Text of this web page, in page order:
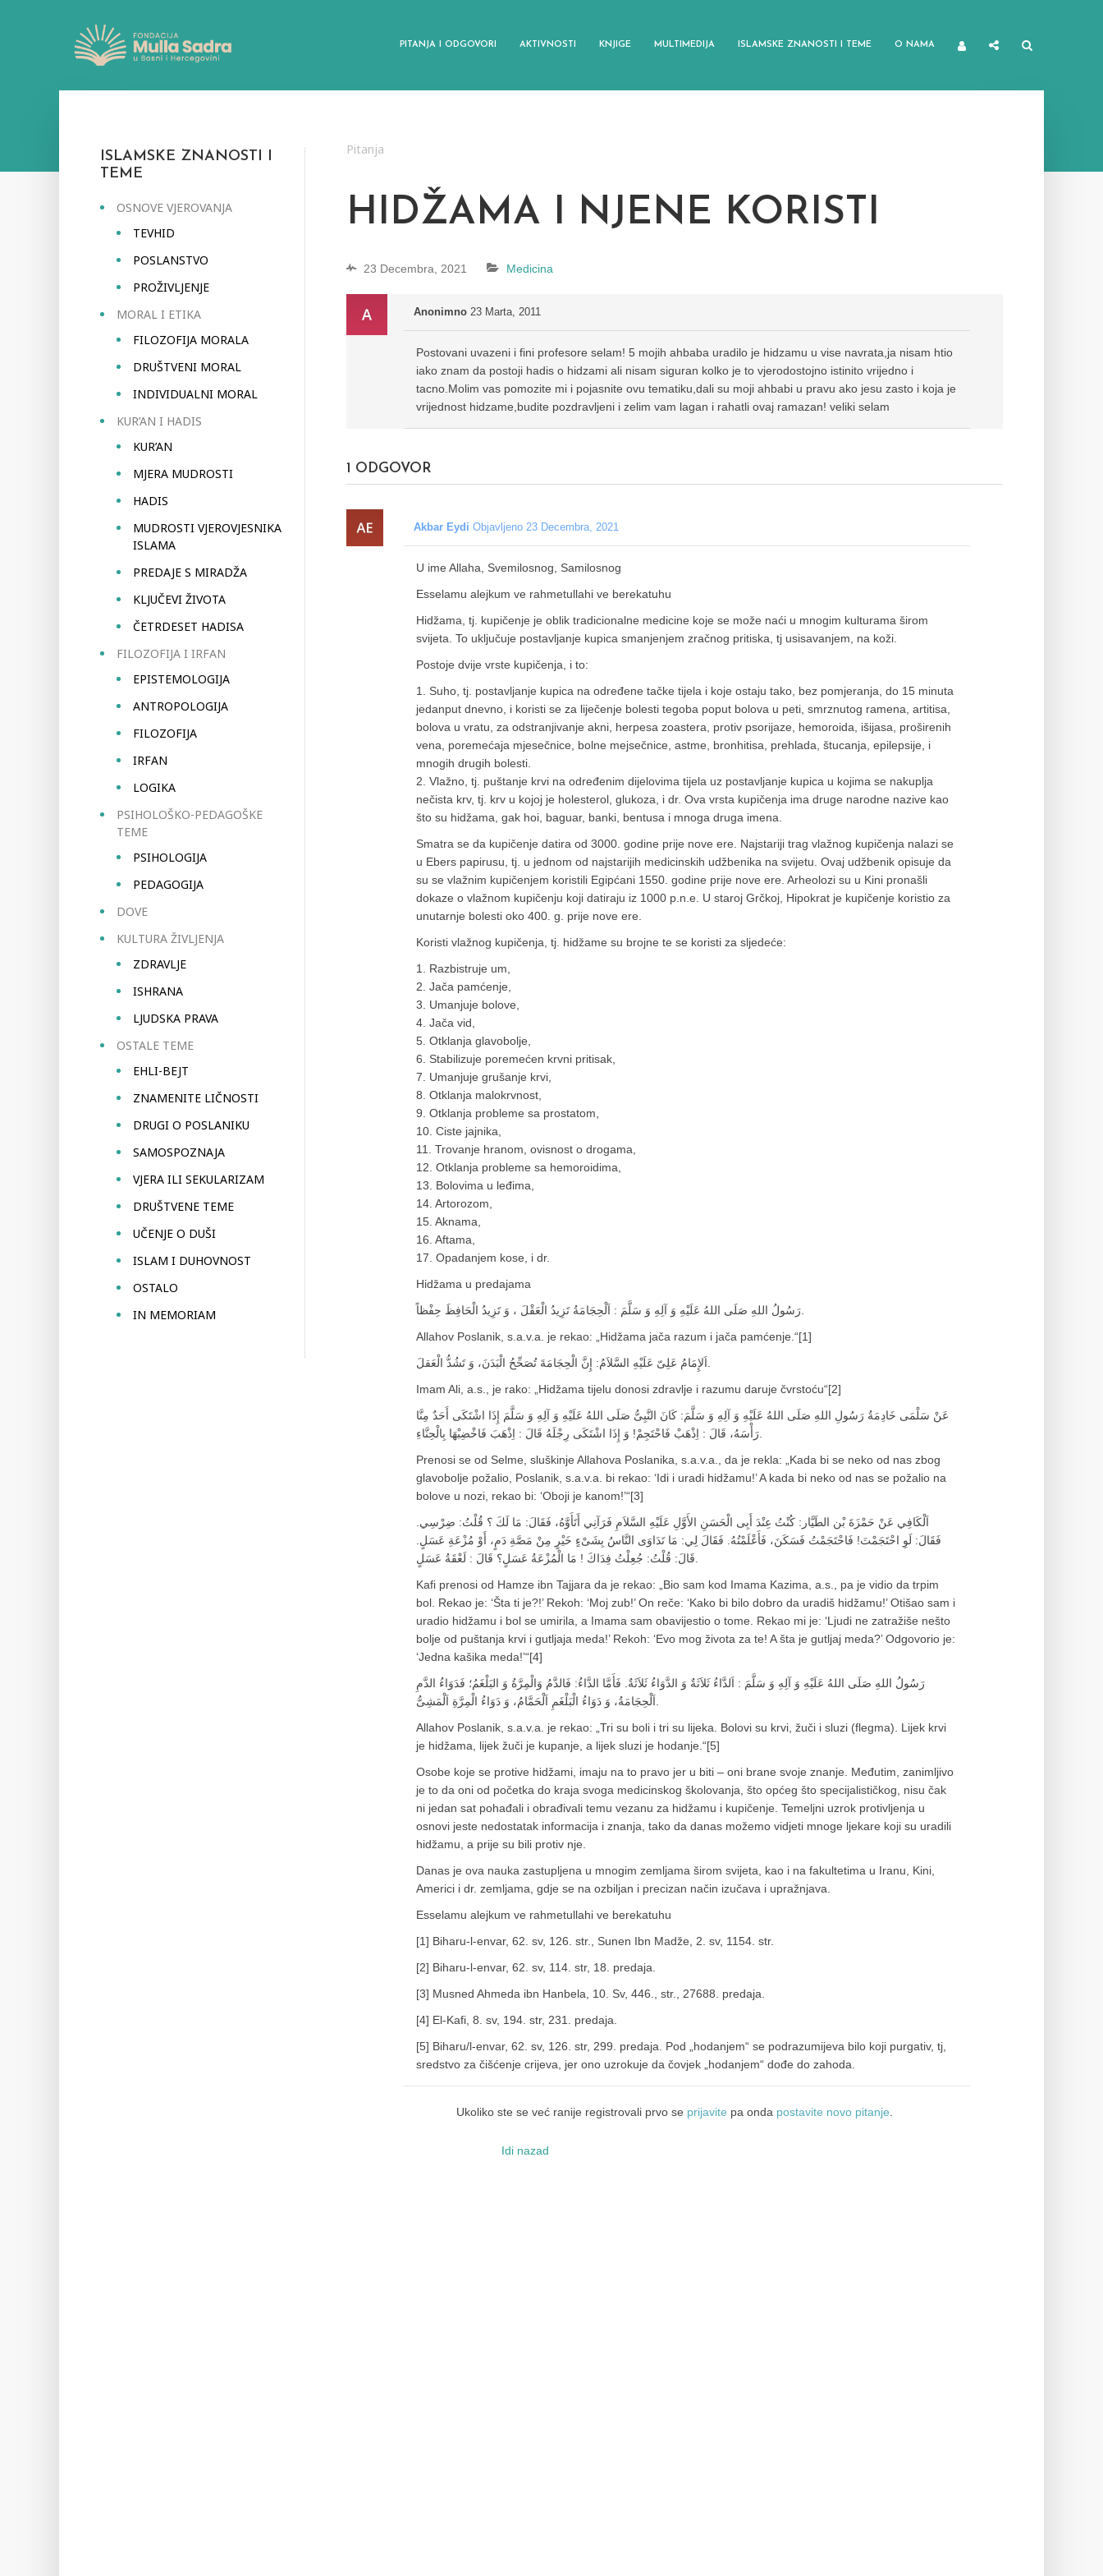
PITANJA I ODGOVORI AKTIVNOSTI KNJIGE MULTIMEDIJA ISLAMSKE ZNANOSTI I TEME O NAMA
ISLAMSKE ZNANOSTI I
TEME
OSNOVE VJEROVANJA
TEVHID
POSLANSTVO
PROŽIVLJENJE
MORAL I ETIKA
FILOZOFIJA MORALA
DRUŠTVENI MORAL
INDIVIDUALNI MORAL
KUR’AN I HADIS
KUR’AN
MJERA MUDROSTI
HADIS
MUDROSTI VJEROVJESNIKA
ISLAMA
PREDAJE S MIRADŽA
KLJUČEVI ŽIVOTA
ČETRDESET HADISA
FILOZOFIJA I IRFAN
EPISTEMOLOGIJA
ANTROPOLOGIJA
FILOZOFIJA
IRFAN
LOGIKA
PSIHOLOŠKO-PEDAGOŠKE
TEME
PSIHOLOGIJA
PEDAGOGIJA
DOVE
KULTURA ŽIVLJENJA
ZDRAVLJE
ISHRANA
LJUDSKA PRAVA
OSTALE TEME
EHLI-BEJT
ZNAMENITE LIČNOSTI
DRUGI O POSLANIKU
SAMOSPOZNAJA
VJERA ILI SEKULARIZAM
DRUŠTVENE TEME
UČENJE O DUŠI
ISLAM I DUHOVNOST
OSTALO
IN MEMORIAM
Pitanja
HIDŽAMA I NJENE KORISTI
23 Decembra, 2021 Medicina
Anonimno 23 Marta, 2011
Postovani uvazeni i fini profesore selam! 5 mojih ahbaba uradilo je hidzamu u vise navrata,ja nisam htio
iako znam da postoji hadis o hidzami ali nisam siguran kolko je to vjerodostojno istinito vrijedno i
tacno.Molim vas pomozite mi i pojasnite ovu tematiku,dali su moji ahbabi u pravu ako jesu zasto i koja je
vrijednost hidzame,budite pozdravljeni i zelim vam lagan i rahatli ovaj ramazan! veliki selam
1 ODGOVOR
Akbar Eydi Objavljeno 23 Decembra, 2021
U ime Allaha, Svemilosnog, Samilosnog
Esselamu alejkum ve rahmetullahi ve berekatuhu
Hidžama, tj. kupičenje je oblik tradicionalne medicine koje se može naći u mnogim kulturama širom
svijeta. To uključuje postavljanje kupica smanjenjem zračnog pritiska, tj usisavanjem, na koži.
Postoje dvije vrste kupičenja, i to:
1. Suho, tj. postavljanje kupica na određene tačke tijela i koje ostaju tako, bez pomjeranja, do 15 minuta
jedanput dnevno, i koristi se za liječenje bolesti tegoba poput bolova u peti, smrznutog ramena, artitisa,
bolova u vratu, za odstranjivanje akni, herpesa zoastera, protiv psorijaze, hemoroida, išijasa, proširenih
vena, poremećaja mjesečnice, bolne mejsečnice, astme, bronhitisa, prehlada, štucanja, epilepsije, i
mnogih drugih bolesti.
2. Vlažno, tj. puštanje krvi na određenim dijelovima tijela uz postavljanje kupica u kojima se nakuplja
nečista krv, tj. krv u kojoj je holesterol, glukoza, i dr. Ova vrsta kupičenja ima druge narodne nazive kao
što su hidžama, gak hoi, baguar, banki, bentusa i mnoga druga imena.
Smatra se da kupičenje datira od 3000. godine prije nove ere. Najstariji trag vlažnog kupičenja nalazi se
u Ebers papirusu, tj. u jednom od najstarijih medicinskih udžbenika na svijetu. Ovaj udžbenik opisuje da
su se vlažnim kupičenjem koristili Egipćani 1550. godine prije nove ere. Arheolozi su u Kini pronašli
dokaze o vlažnom kupičenju koji datiraju iz 1000 p.n.e. U staroj Grčkoj, Hipokrat je kupičenje koristio za
unutarnje bolesti oko 400. g. prije nove ere.
Koristi vlažnog kupičenja, tj. hidžame su brojne te se koristi za sljedeće:
1. Razbistruje um,
2. Jača pamćenje,
3. Umanjuje bolove,
4. Jača vid,
5. Otklanja glavobolje,
6. Stabilizuje poremećen krvni pritisak,
7. Umanjuje grušanje krvi,
8. Otklanja malokrvnost,
9. Otklanja probleme sa prostatom,
10. Ciste jajnika,
11. Trovanje hranom, ovisnost o drogama,
12. Otklanja probleme sa hemoroidima,
13. Bolovima u leđima,
14. Artorozom,
15. Aknama,
16. Aftama,
17. Opadanjem kose, i dr.
Hidžama u predajama
رَسُولُ اللهِ‏ صَلَى‏ اللهُ ‏عَلَيْهِ وَ ‏آلِهِ وَ سَلَّمَ : اَلْحِجَامَةُ تَزِيدُ الْعَقْلَ ، وَ تَزِيدُ الْحَافِظَ حِفْظاً.
Allahov Poslanik, s.a.v.a. je rekao: „Hidžama jača razum i jača pamćenje.“[1]
اَلإِمَامُ عَلِیّ عَلَيْهِ‏ السَّلاَمُ: إِنَّ الْحِجَامَةَ تُصَحِّحُ الْبَدَنَ، وَ تَشُدُّ الْعَقلَ.
Imam Ali, a.s., je rako: „Hidžama tijelu donosi zdravlje i razumu daruje čvrstoću“[2]
عَنْ سَلْمَى خَادِمَةُ رَسُولِ اللهِ‏ صَلَى‏ اللهُ ‏عَلَيْهِ وَ ‏آلِهِ وَ سَلَّمَ: كَانَ النَّبِیُّ صَلَى‏ اللهُ ‏عَلَيْهِ وَ ‏آلِهِ وَ سَلَّمَ إِذَا اشْتَكَى أَحَدٌ مِنَّا
رَأْسَهُ، قَالَ : اِذْهَبْ فَاحْتَجِمْ! وَ إِذَا اشْتَكَى رِجْلَهُ قَالَ : اِذْهَبَ فَاخْضِبْهَا بِالْحِنَّاءِ.
Prenosi se od Selme, sluškinje Allahova Poslanika, s.a.v.a., da je rekla: „Kada bi se neko od nas zbog
glavobolje požalio, Poslanik, s.a.v.a. bi rekao: ‘Idi i uradi hidžamu!’ A kada bi neko od nas se požalio na
bolove u nozi, rekao bi: ‘Oboji je kanom!’“[3]
اَلْكَافِي عَنْ حَمْزَةَ بْن الطَيَّار: كُنْتُ عِنْدَ أَبِی الْحَسَنِ الأَوَّلِ عَلَيْهِ‏ السَّلاَمِ فَرَآنِي أَتَأَوَّهُ، فَقَالَ: مَا لَكَ ؟ قُلْتُ: ضِرْسِي.
فَقَالَ: لَوِ احْتَجَمْتَ! فَاحْتَجَمْتُ فَسَكَنَ، فَأَعْلَمْتُهُ. فَقَالَ لِي: مَا تَدَاوَى النَّاسُ بِشَیْءٍ خَيْرٍ مِنْ مَصَّةِ دَمٍ، أَوْ مُزْعَةِ عَسَلٍ.
قَالَ: قُلْتُ: جُعِلْتُ فِدَاكَ ! مَا الْمُزْعَةُ عَسَلٍ؟ قَالَ : لَعْقَةُ عَسَلٍ.
Kafi prenosi od Hamze ibn Tajjara da je rekao: „Bio sam kod Imama Kazima, a.s., pa je vidio da trpim
bol. Rekao je: ‘Šta ti je?!’ Rekoh: ‘Moj zub!’ On reče: ‘Kako bi bilo dobro da uradiš hidžamu!’ Otišao sam i
uradio hidžamu i bol se umirila, a Imama sam obavijestio o tome. Rekao mi je: ‘Ljudi ne zatražiše nešto
bolje od puštanja krvi i gutljaja meda!’ Rekoh: ‘Evo mog života za te! A šta je gutljaj meda?’ Odgovorio je:
‘Jedna kašika meda!’“[4]
رَسُولُ اللهِ‏ صَلَى‏ اللهُ ‏عَلَيْهِ وَ ‏آلِهِ وَ سَلَّمَ : اَلدَّاءُ ثَلاَثَةٌ وَ الدَّوَاءُ ثَلاَثَةٌ. فَأَمَّا الدَّاءُ: فَالدَّمُ وَالْمِرَّةُ وَ البَلْغَمُ؛ فَدَوَاءُ الدَّمِ
اَلْحِجَامَةُ، وَ دَوَاءُ الْبَلْغَمِ اَلْحَمَّامُ، وَ دَوَاءُ الْمِرَّةِ اَلْمَشِیُّ.
Allahov Poslanik, s.a.v.a. je rekao: „Tri su boli i tri su lijeka. Bolovi su krvi, žuči i sluzi (flegma). Lijek krvi
je hidžama, lijek žuči je kupanje, a lijek sluzi je hodanje.“[5]
Osobe koje se protive hidžami, imaju na to pravo jer u biti – oni brane svoje znanje. Međutim, zanimljivo
je to da oni od početka do kraja svoga medicinskog školovanja, što općeg što specijalističkog, nisu čak
ni jedan sat pohađali i obrađivali temu vezanu za hidžamu i kupičenje. Temeljni uzrok protivljenja u
osnovi jeste nedostatak informacija i znanja, tako da danas možemo vidjeti mnoge ljekare koji su uradili
hidžamu, a prije su bili protiv nje.
Danas je ova nauka zastupljena u mnogim zemljama širom svijeta, kao i na fakultetima u Iranu, Kini,
Americi i dr. zemljama, gdje se na ozbiljan i precizan način izučava i upražnjava.
Esselamu alejkum ve rahmetullahi ve berekatuhu
[1] Biharu-l-envar, 62. sv, 126. str., Sunen Ibn Madže, 2. sv, 1154. str.
[2] Biharu-l-envar, 62. sv, 114. str, 18. predaja.
[3] Musned Ahmeda ibn Hanbela, 10. Sv, 446., str., 27688. predaja.
[4] El-Kafi, 8. sv, 194. str, 231. predaja.
[5] Biharu/l-envar, 62. sv, 126. str, 299. predaja. Pod „hodanjem“ se podrazumijeva bilo koji purgativ, tj,
sredstvo za čišćenje crijeva, jer ono uzrokuje da čovjek „hodanjem“ dođe do zahoda.
Ukoliko ste se već ranije registrovali prvo se prijavite pa onda postavite novo pitanje.
Idi nazad